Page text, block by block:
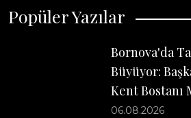
Popüler Yazılar
Bornova'da
Büyüyor:
Kent Bostanı
06.08.2026